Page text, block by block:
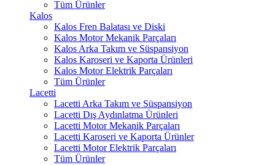
Tüm Ürünler
Kalos
Kalos Fren Balatası ve Diski
Kalos Motor Mekanik Parçaları
Kalos Arka Takım ve Süspansiyon
Kalos Karoseri ve Kaporta Ürünleri
Kalos Motor Elektrik Parçaları
Tüm Ürünler
Lacetti
Lacetti Arka Takım ve Süspansiyon
Lacetti Dış Aydınlatma Ürünleri
Lacetti Motor Mekanik Parçaları
Lacetti Karoseri ve Kaporta Ürünler
Lacetti Motor Elektrik Parçaları
Tüm Ürünler